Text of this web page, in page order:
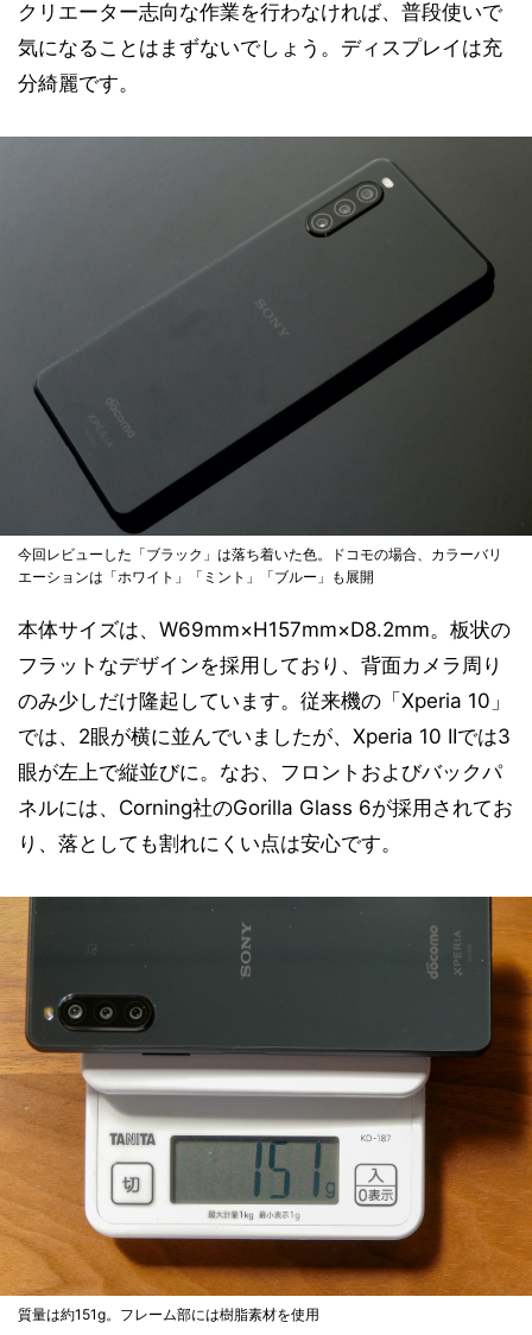
クリエーター志向な作業を行わなければ、普段使いで
気になることはまずないでしょう。ディスプレイは充
分綺麗です。
今回レビューした「ブラック」は落ち着いた色。ドコモの場合、カラーバリ
エーションは「ホワイト」「ミント」「ブルー」も展開
本体サイズは、W69mm×H157mm×D8.2mm。板状の
フラットなデザインを採用しており、背面カメラ周り
のみ少しだけ隆起しています。従来機の「Xperia 10」
では、2眼が横に並んでいましたが、Xperia 10 IIでは3
眼が左上で縦並びに。なお、フロントおよびバックパ
ネルには、Corning社のGorilla Glass 6が採用されてお
り、落としても割れにくい点は安心です。
質量は約151g。フレーム部には樹脂素材を使用